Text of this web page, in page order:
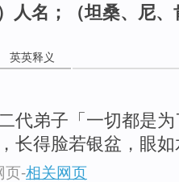
人名；（坦桑、尼
英英释义
代弟子「一切都是
长得脸若银盆，眼
页-相关网页